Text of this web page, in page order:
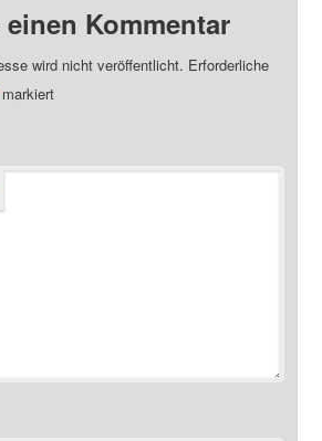
Kommentar
wird nicht veröffentlicht. Erforderliche
markiert